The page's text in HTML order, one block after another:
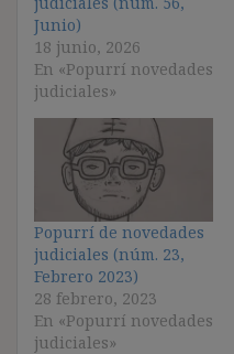
Junio)
18 junio, 2026
En «Popurrí novedades
judiciales»
Popurrí de novedades
judiciales (núm. 23,
Febrero 2023)
28 febrero, 2023
En «Popurrí novedades
judiciales»